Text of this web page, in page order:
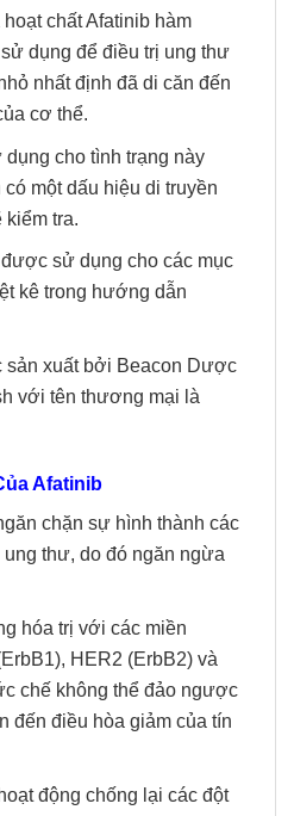
chất Afatinib hàm
dụng để điều trị ung thư
nhất định đã di căn đến
cơ thể.
cho tình trạng này
một dấu hiệu di truyền
kiểm tra.
sử dụng cho các mục
kê trong hướng dẫn
sản xuất bởi Beacon Dược
với tên thương mại là
Afatinib
chặn sự hình thành các
thư, do đó ngăn ngừa
hóa trị với các miền
HER2 (ErbB2) và
chế không thể đảo ngược
đến điều hòa giảm của tín
động chống lại các đột